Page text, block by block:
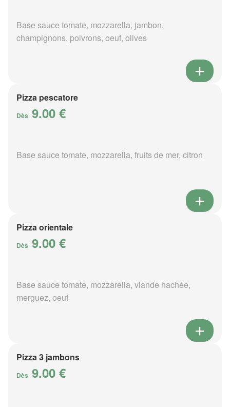
Base sauce tomate, mozzarella, jambon,
champignons, poivrons, oeuf, olives
Pizza pescatore
Dès 9.00 €
Base sauce tomate, mozzarella, fruits de mer, citron
Pizza orientale
Dès 9.00 €
Base sauce tomate, mozzarella, viande hachée,
merguez, oeuf
Pizza 3 jambons
Dès 9.00 €